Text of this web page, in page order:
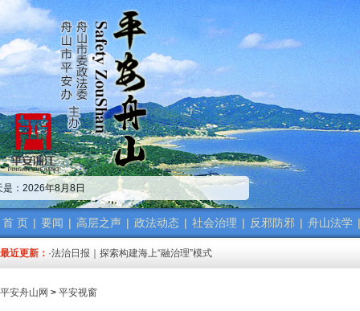
是：2026年8月8日
首 页 | 要闻 | 高层之声 | 政法动态 | 社会治理 | 反邪防邪 | 舟山法学 |
最近更新：
·中共舟山市委政法委员会招聘公告
·市委政法委机关传达学习省、市“新春第一会”精神
·市委政法工作会议召开 梁雪冬讲话
·中共浙江省委常委、政法委书记王成国致全省政法干警的新春贺词
·市委政法委机关召开年度考核会
·梁雪冬带队开展春节前安全督导检查工作
·法治日报｜探索构建海上“融治理”模式
·2025年度市委政法委员会第一次全体（扩大）会议召开
·中共舟山市委政法委员会招聘公告
平安舟山网 > 平安视窗